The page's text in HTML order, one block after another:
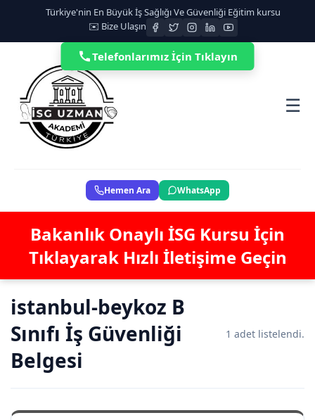
Türkiye'nin En Büyük İş Sağlığı Ve Güvenliği Eğitim kursu
✉️ Bize Ulaşın
☰
Hemen Ara WhatsApp
Bakanlık Onaylı İSG Kursu İçin
Tıklayarak Hızlı İletişime Geçin
istanbul-beykoz B
Sınıfı İş Güvenliği
Belgesi
1 adet listelendi.
Telefonlarımız İçin Tıklayın